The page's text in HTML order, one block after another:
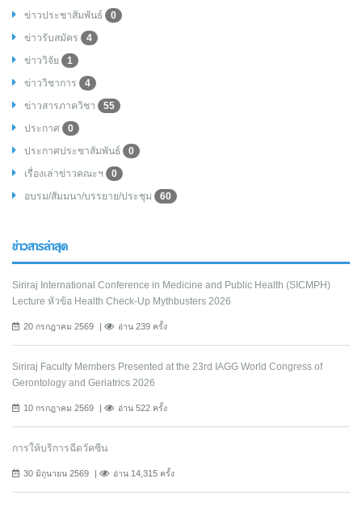
ข่าวประชาสัมพันธ์
0
ข่าวรับสมัคร
4
ข่าววิจัย
1
ข่าววิชาการ
4
ข่าวสารภาควิชา
55
ประกาศ
0
ประกาศประชาสัมพันธ์
0
เรื่องเล่าข่าวคณะฯ
0
อบรม/สัมมนา/บรรยาย/ประชุม
60
ข่าวสารล่าสุด
Siriraj International Conference in Medicine and Public Health (SICMPH)
Lecture หัวข้อ Health Check-Up Mythbusters 2026
20 กรกฎาคม 2569 อ่าน 239 ครั้ง
Siriraj Faculty Members Presented at the 23rd IAGG World Congress of
Gerontology and Geriatrics 2026
10 กรกฎาคม 2569 อ่าน 522 ครั้ง
การให้บริการฉีดวัคซีน
30 มิถุนายน 2569 อ่าน 14,315 ครั้ง